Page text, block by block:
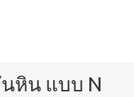
หิน แบบ N